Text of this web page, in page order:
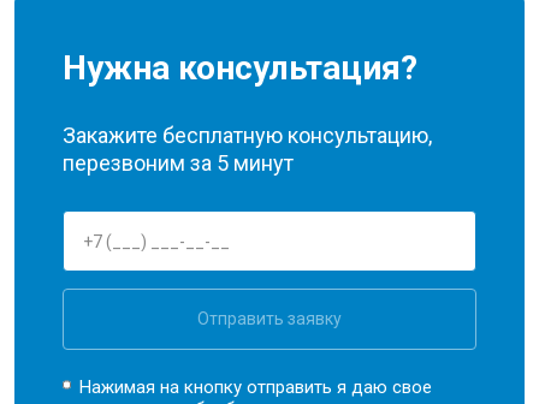
Нужна консультация?
Закажите бесплатную консультацию,
перезвоним за 5 минут
Отправить заявку
Нажимая на кнопку отправить я даю свое